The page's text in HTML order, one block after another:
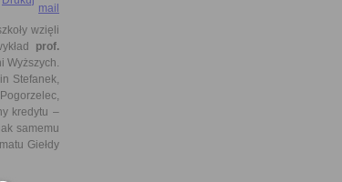
wzięli
prof.
Wyższych.
Stefanek,
kredytu –
samemu
Giełdy